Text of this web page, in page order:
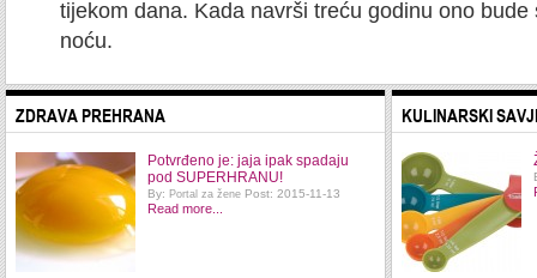
tijekom dana. Kada navrši treću godinu ono
noću.
ZDRAVA PREHRANA
Potvrđeno je: jaja ipak spadaju
pod SUPERHRANU!
By: Portal za žene Post: 2015-11-13
Read more...
KULINARSKI